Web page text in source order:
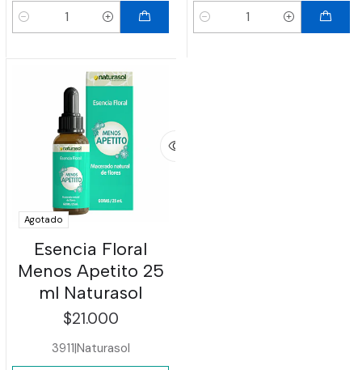
Cantidad Cantidad
Agotado
Esencia Floral
Menos Apetito 25
ml Naturasol
$21.000
3911|Naturasol